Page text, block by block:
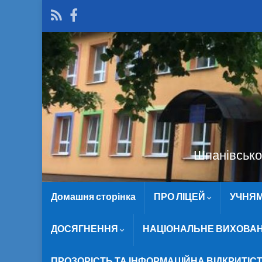
Домашня сторінка ПРО ЛІЦЕЙ
ДОСЯГНЕННЯ НАЦІОНАЛЬНЕ